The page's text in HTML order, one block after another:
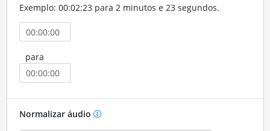
Exemplo: 00:02:23 para 2 minutos e 23 segundos.
para
Normalizar áudio